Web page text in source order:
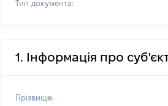
Тип документа:
1. Інформація про
Прізвище: